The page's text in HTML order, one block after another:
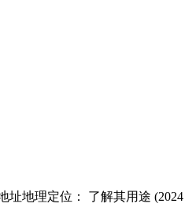
址地理定位： 了解其用途 (2024